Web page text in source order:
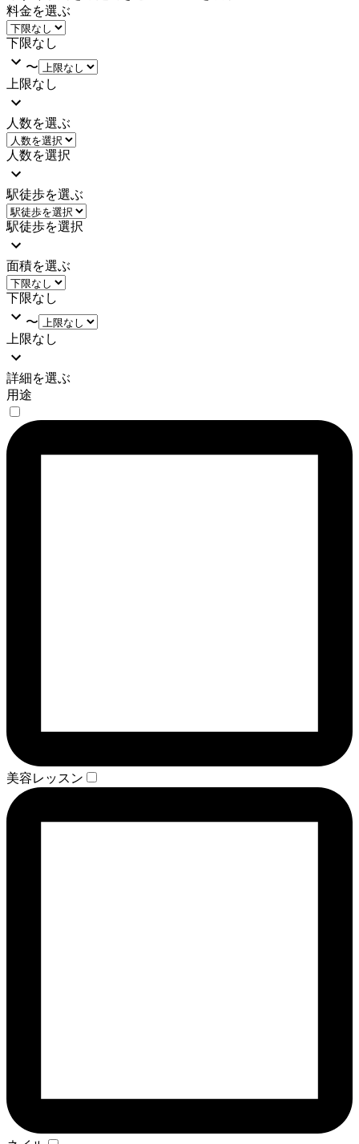
料金を選ぶ
下限なし
〜
上限なし
人数を選ぶ
人数を選択
駅徒歩を選ぶ
駅徒歩を選択
面積を選ぶ
下限なし
〜
上限なし
詳細を選ぶ
用途
美容レッスン